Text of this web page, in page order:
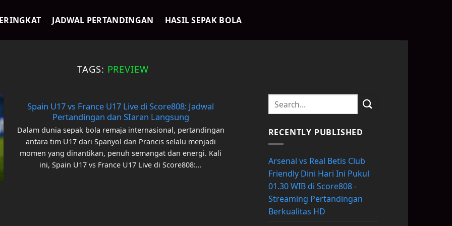
JADWAL PERTANDINGAN HASIL SEPAK BOLA
TAGS: PREVIEW
Spain U17 vs France U17 Live di Score808: Jadwal
Pertandingan dan SIaran Langsung
Dalam dunia sepak bola remaja internasional, pertandingan
antara tim U17 dari Spanyol dan Prancis selalu menjadi
momen yang dinantikan, penuh semangat dan energi. Kali
ini, Spain U17 vs France U17 Live di Score808:...
RECENTLY PUBLISHED
Arsenal vs Real Betis Club
Friendly Dini Hari Ini Pukul
01.30 WIB di Score808 -
Streaming Pertandingan
Berkualitas HD